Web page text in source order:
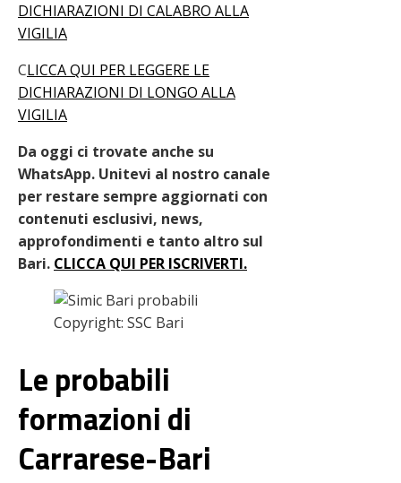
DICHIARAZIONI DI CALABRO ALLA
VIGILIA
CLICCA QUI PER LEGGERE LE
DICHIARAZIONI DI LONGO ALLA
VIGILIA
Da oggi ci trovate anche su
WhatsApp. Unitevi al nostro canale
per restare sempre aggiornati con
contenuti esclusivi, news,
approfondimenti e tanto altro sul
Bari. CLICCA QUI PER ISCRIVERTI.
Copyright: SSC Bari
Le probabili
formazioni di
Carrarese-Bari